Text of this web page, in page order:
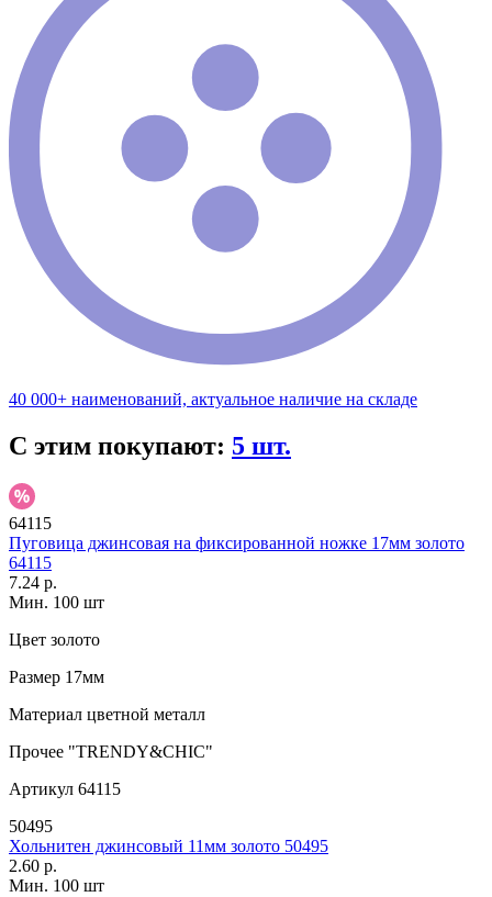
40 000+ наименований, актуальное наличие на складе
С этим покупают: 5 шт.
64115
Пуговица джинсовая на фиксированной ножке 17мм золото
64115
7.24 р.
Мин. 100 шт
Цвет золото
Размер 17мм
Материал цветной металл
Прочее "TRENDY&CHIC"
Артикул 64115
50495
Хольнитен джинсовый 11мм золото 50495
2.60 р.
Мин. 100 шт